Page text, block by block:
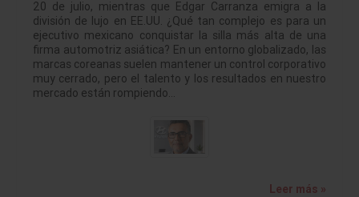
20 de julio, mientras que Edgar Carranza emigra a la
división de lujo en EE.UU. ¿Qué tan complejo es para un
ejecutivo mexicano conquistar la silla más alta de una
firma automotriz asiática? En un entorno globalizado, las
marcas coreanas suelen mantener un control corporativo
muy cerrado, pero el talento y los resultados en nuestro
mercado están rompiendo…
Leer más »